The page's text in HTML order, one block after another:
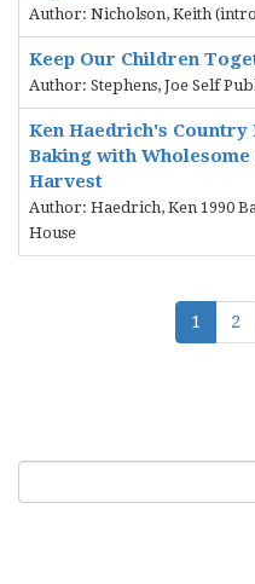
Author: Nicholson, Keith
Keep Our Children
Author: Stephens, Joe Self
Ken Haedrich's Country
Baking with
Harvest
Author: Haedrich, Ken 1990
House
1 2